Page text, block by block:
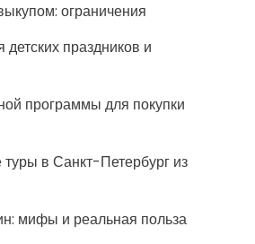
ограничения
праздников и
программы для покупки
в Санкт-Петербург из
мифы и реальная польза